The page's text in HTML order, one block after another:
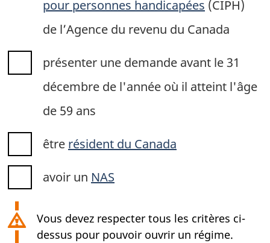
pour personnes handicapées (CIPH)
de l’Agence du revenu du Canada
présenter une demande avant le 31
décembre de l'année où il atteint l'âge
de 59 ans
être résident du Canada
avoir un NAS
Vous devez respecter tous les critères ci-
dessus pour pouvoir ouvrir un régime.